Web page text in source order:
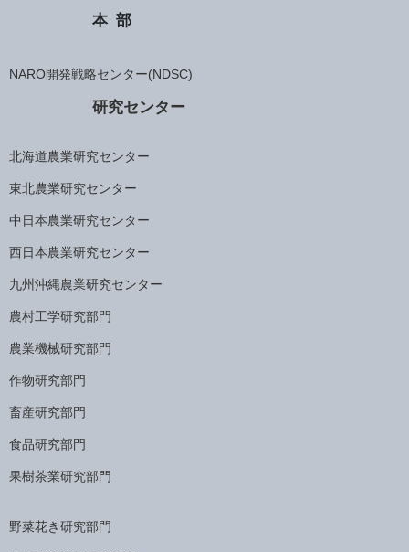
本部
NARO開発戦略センター(NDSC)
研究センター
北海道農業研究センター
東北農業研究センター
中日本農業研究センター
西日本農業研究センター
九州沖縄農業研究センター
農村工学研究部門
農業機械研究部門
作物研究部門
畜産研究部門
食品研究部門
果樹茶業研究部門
野菜花き研究部門